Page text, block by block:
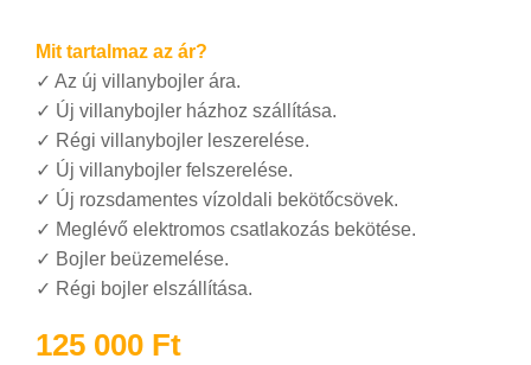
Mit tartalmaz az ár?
✓ Az új villanybojler ára.
✓ Új villanybojler házhoz szállítása.
✓ Régi villanybojler leszerelése.
✓ Új villanybojler felszerelése.
✓ Új rozsdamentes vízoldali bekötőcsövek.
✓ Meglévő elektromos csatlakozás bekötése.
✓ Bojler beüzemelése.
✓ Régi bojler elszállítása.
125 000 Ft